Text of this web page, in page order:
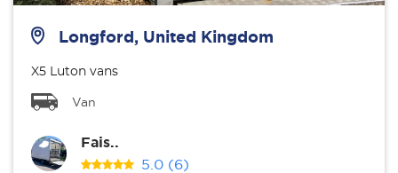
Longford, United Kingdom
X5 Luton vans
Van
Fais..
5.0 (6)